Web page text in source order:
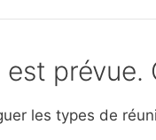
est
les types de